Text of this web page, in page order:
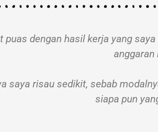
puas dengan hasil kerja yang
anggaran
saya risau sedikit, sebab
siapa pun